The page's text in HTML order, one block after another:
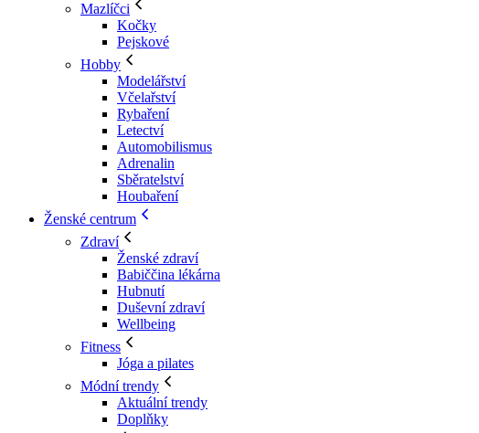
Mazlíčci
Kočky
Pejskové
Hobby
Modelářství
Včelařství
Rybaření
Letectví
Automobilismus
Adrenalin
Sběratelství
Houbaření
Ženské centrum
Zdraví
Ženské zdraví
Babiččina lékárna
Hubnutí
Duševní zdraví
Wellbeing
Fitness
Jóga a pilates
Módní trendy
Aktuální trendy
Doplňky